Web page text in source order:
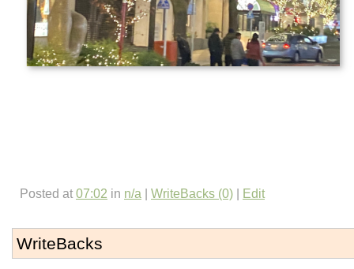
Posted at 07:02 in n/a | WriteBacks (0) | Edit
WriteBacks